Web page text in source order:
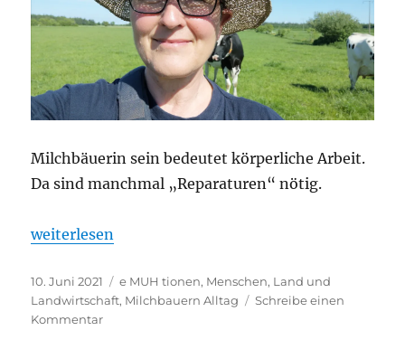
Milchbäuerin sein bedeutet körperliche Arbeit.
Da sind manchmal „Reparaturen“ nötig.
„Geduld haben“
weiterlesen
Veröffentlicht
am
10. Juni 2021 Kategorien
e MUH tionen, Menschen, Land und
Landwirtschaft, Milchbauern Alltag
Schreibe einen
Kommentarzu